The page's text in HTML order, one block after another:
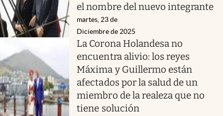
el nombre del nuevo integrante
martes, 23 de
Diciembre de 2025
La Corona Holandesa no
encuentra alivio: los reyes
Máxima y Guillermo están
afectados por la salud de un
miembro de la realeza que no
tiene solución